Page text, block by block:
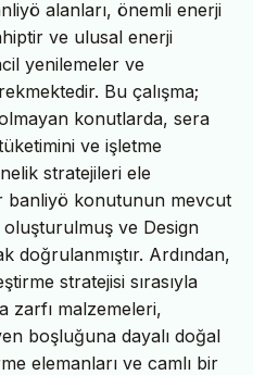
alanları, önemli enerji
ve ulusal enerji
yenilemeler ve
Bu çalışma;
konutlarda, sera
ve işletme
stratejileri ele
banliyö konutunun mevcut
ve Design
doğrulanmıştır. Ardından,
stratejisi sırasıyla
zarfı malzemeleri,
boşluğuna dayalı doğal
elemanları ve camlı bir